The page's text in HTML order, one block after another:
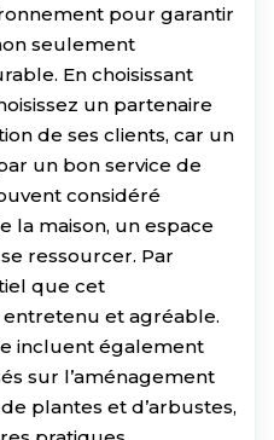
pour garantir
seulement
En choisissant
un partenaire
de ses clients, car un
un bon service de
considéré
la maison, un espace
ressourcer. Par
que cet
et agréable.
incluent également
sur l’aménagement
plantes et d’arbustes,